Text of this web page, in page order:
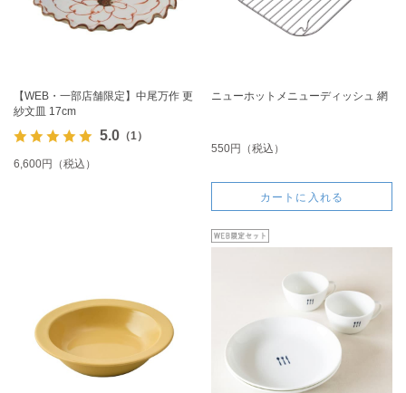
【WEB・一部店舗限定】中尾万作 更
紗文皿 17cm
5.0（1）
6,600円（税込）
ニューホットメニューディッシュ 網
550円（税込）
カートに入れる